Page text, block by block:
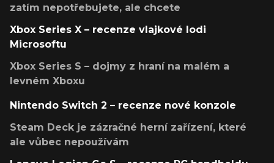
zatím nepotřebujete, ale chcete
Xbox Series X – recenze vlajkové lodi
Microsoftu
Xbox Series S – dojmy z hraní na malém a
levném Xboxu
Nintendo Switch 2 – recenze nové konzole
Steam Deck je zázračné herní zařízení, které
ale vůbec nepoužívám